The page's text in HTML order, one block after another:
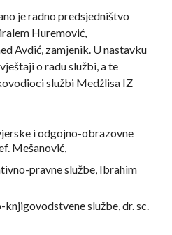
je radno predsjedništvo
Huremović,
Avdić, zamjenik. U nastavku
o radu službi, a te
službi Medžlisa IZ
i odgojno-obrazovne
Mešanović,
pravne službe, Ibrahim
službe, dr. sc.